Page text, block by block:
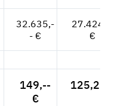
32.635,-
- €
27.424,--
€
149,--
€
125,21 €